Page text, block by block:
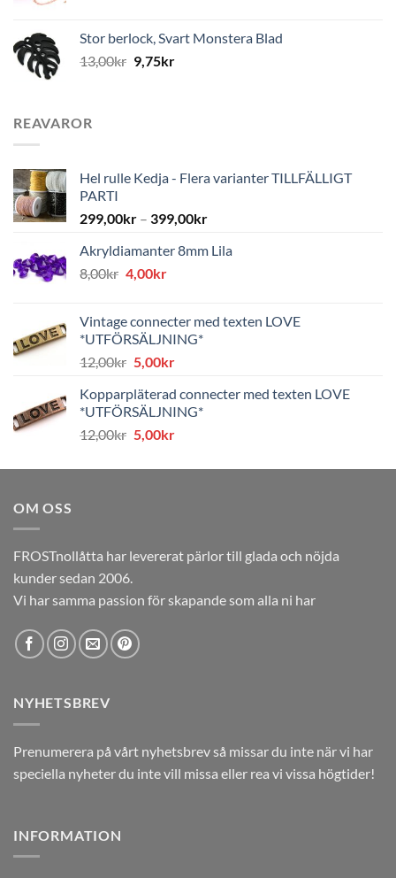
Stor berlock, Svart Monstera Blad
13,00kr 9,75kr
REAVAROR
Hel rulle Kedja - Flera varianter TILLFÄLLIGT
PARTI
299,00kr – 399,00kr
Akryldiamanter 8mm Lila
8,00kr Det
var:
8,00kr.
4,00krDet
är:
4,00kr.
Vintage connecter med texten LOVE
*UTFÖRSÄLJNING*
12,00kr Det
priset
var:
12,00kr.
5,00krDet
priset
är:
5,00kr.
Kopparpläterad connecter med texten LOVE
*UTFÖRSÄLJNING*
12,00kr Det
priset
5,00krDet
priset
OM OSS
FROSTnollåtta har levererat pärlor till glada och nöjda
kunder sedan 2006.
Vi har samma passion för skapande som alla ni har
NYHETSBREV
Prenumerera på vårt nyhetsbrev så missar du inte när vi har
speciella nyheter du inte vill missa eller rea vi vissa högtider!
INFORMATION